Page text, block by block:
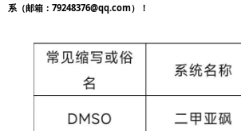
系（邮箱：79248376@qq.com）！